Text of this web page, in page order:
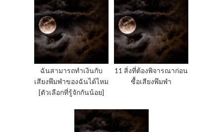
ฉันสามารถทำเงินกับ
เสียงพึมพำของฉันได้ไหม
[ตัวเลือกที่รู้จักกันน้อย]
11 สิ่งที่ต้องพิจารณาก่อน
ซื้อเสียงพึมพำ